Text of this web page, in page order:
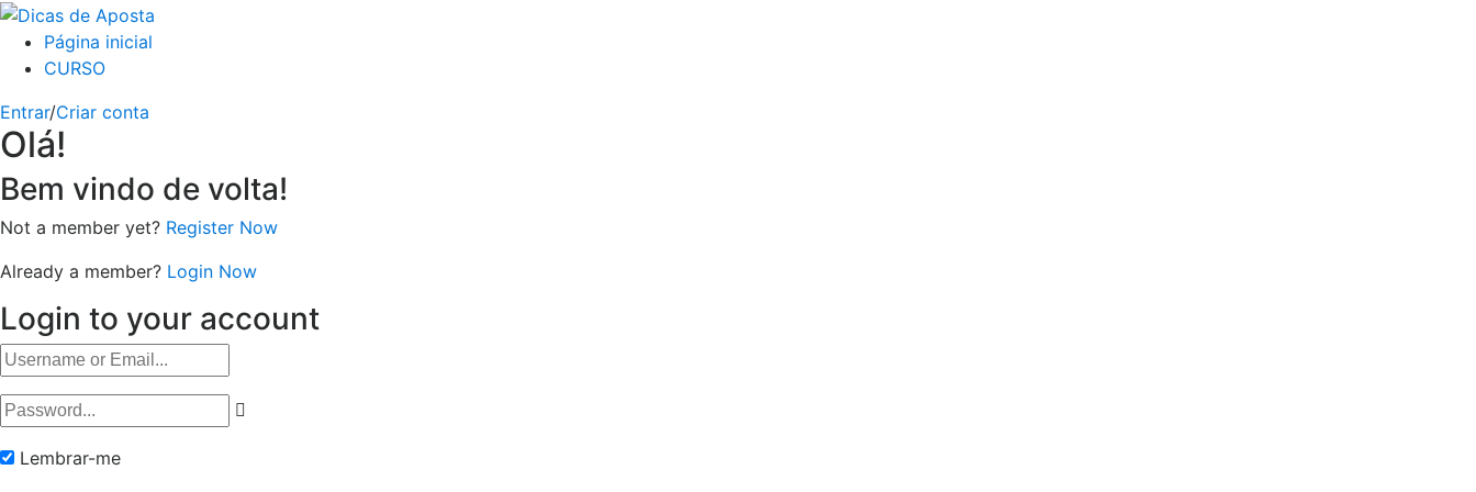
Página inicial
CURSO
Entrar/Criar conta
Olá!
Bem vindo de volta!
Not a member yet? Register Now
Already a member? Login Now
Login to your account
Lembrar-me